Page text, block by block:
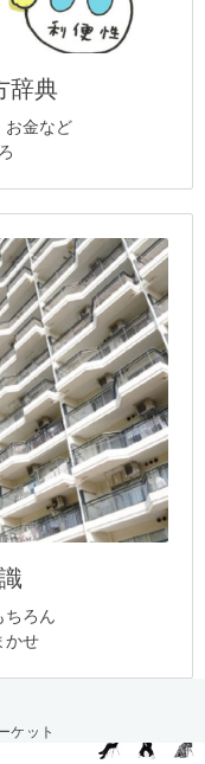
辞典
お金など
ちろん
かせ
ケット